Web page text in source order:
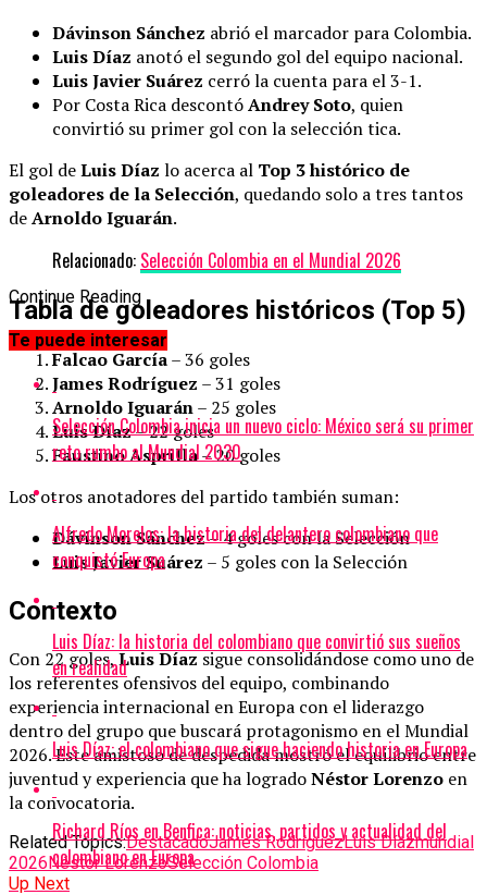
Dávinson Sánchez abrió el marcador para Colombia.
Luis Díaz anotó el segundo gol del equipo nacional.
Luis Javier Suárez cerró la cuenta para el 3-1.
Por Costa Rica descontóAndrey Soto, quien
convirtió su primer gol con la selección tica.
El gol deLuis Díaz lo acerca al Top 3 histórico de
goleadores de la Selección, quedando solo a tres tantos
deArnoldo Iguarán.
Relacionado: Selección Colombia en el Mundial 2026
Tabla de goleadores históricos (Top 5)
Falcao García– 36 goles
James Rodríguez – 31 goles
Arnoldo Iguarán– 25 goles
Luis Díaz– 22 goles
Faustino Asprilla– 20 goles
Los otros anotadores del partido también suman:
Dávinson Sánchez– 4 goles con la Selección
Luis Javier Suárez – 5 goles con la Selección
Contexto
Con 22 goles,Luis Díazsigue consolidándose como uno de
los referentes ofensivos del equipo, combinando
experiencia internacional en Europa con el liderazgo
dentro del grupo que buscará protagonismo en el Mundial
2026. Este amistoso de despedida mostró el equilibrio entre
juventud y experiencia que ha logradoNéstor Lorenzo en
la convocatoria.
Related Topics:DestacadoJames RodríguezLuis Díazmundial
2026 Néstor LorenzoSelección Colombia
Up Next
Continue Reading
Te puede interesar
Selección Colombia inicia un nuevo ciclo: México será su primer
reto rumbo al Mundial 2030
Alfredo Morelos: la historia del delantero colombiano que
conquistó Europa
Luis Díaz: la historia del colombiano que convirtió sus sueños
en realidad
Luis Díaz: el colombiano que sigue haciendo historia en Europa
Richard Ríos en Benfica: noticias, partidos y actualidad del
colombiano en Europa